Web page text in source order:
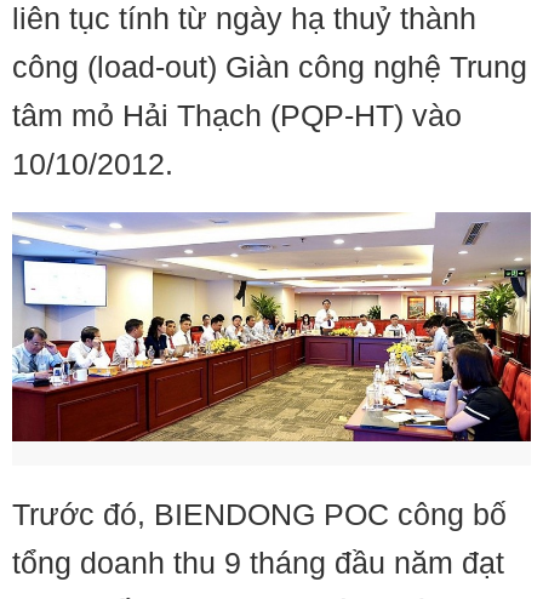
liên tục tính từ ngày hạ thuỷ thành
công (load-out) Giàn công nghệ Trung
tâm mỏ Hải Thạch (PQP-HT) vào
10/10/2012.
Trước đó, BIENDONG POC công bố
tổng doanh thu 9 tháng đầu năm đạt